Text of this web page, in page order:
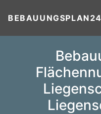
BEBAUUNGSPLAN24